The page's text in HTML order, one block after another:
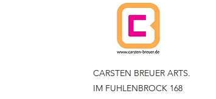
CARSTEN BREUER ARTS.
IM FUHLENBROCK 168